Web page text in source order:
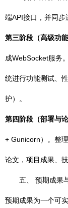
端API接口，并同步
第三阶段（高级功
成WebSocket服务
统进行功能测试、
护）。
第四阶段（部署与论
+ Gunicorn）。整
论文，项目成果、
五、 预期成果
预期成果为一个可